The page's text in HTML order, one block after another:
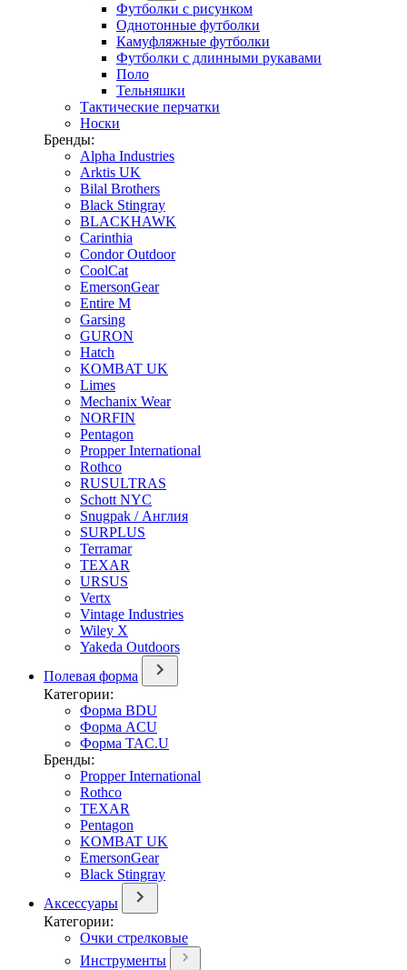
Футболки с рисунком
Однотонные футболки
Камуфляжные футболки
Футболки с длинными рукавами
Поло
Тельняшки
Тактические перчатки
Носки
Бренды:
Alpha Industries
Arktis UK
Bilal Brothers
Black Stingray
BLACKHAWK
Carinthia
Condor Outdoor
CoolCat
EmersonGear
Entire M
Garsing
GURON
Hatch
KOMBAT UK
Limes
Mechanix Wear
NORFIN
Pentagon
Propper International
Rothco
RUSULTRAS
Schott NYC
Snugpak / Англия
SURPLUS
Terramar
TEXAR
URSUS
Vertx
Vintage Industries
Wiley X
Yakeda Outdoors
Полевая форма
Категории:
Форма BDU
Форма ACU
Форма TAC.U
Бренды:
Propper International
Rothco
TEXAR
Pentagon
KOMBAT UK
EmersonGear
Black Stingray
Аксессуары
Категории:
Очки стрелковые
Инструменты